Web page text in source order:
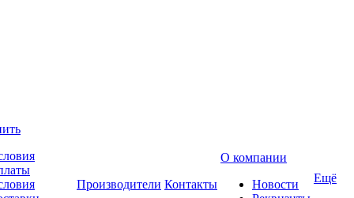
Производители Контакты
О компании
Новости
Ещё